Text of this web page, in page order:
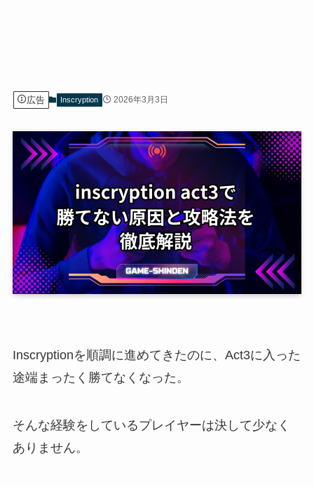
広告 Inscryption 2026年3月3日
Inscryptionを順調に進めてきたのに、Act3に入った
途端まったく勝てなくなった。
そんな経験をしているプレイヤーは決して少なく
ありません。